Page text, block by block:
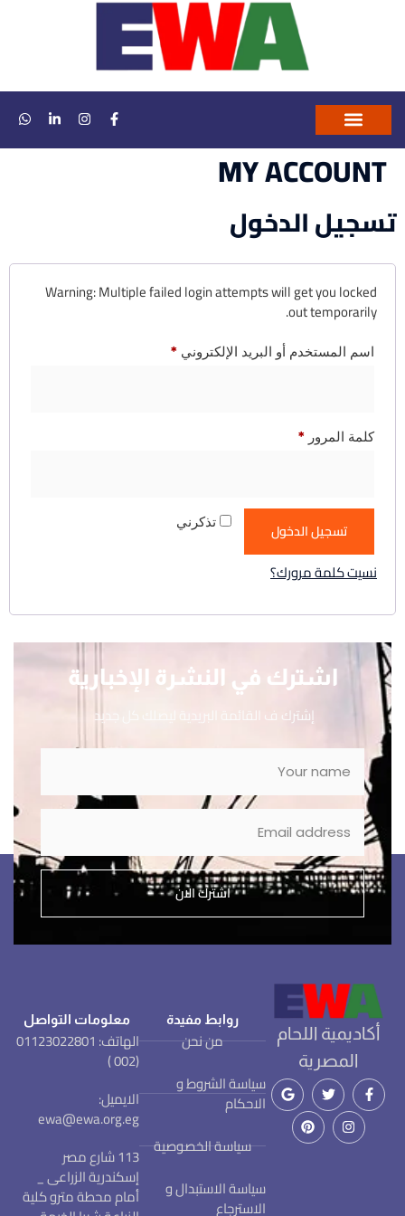
MY ACCOUNT
تسجيل الدخول
Warning: Multiple failed login attempts will get you locked
out temporarily.
اسم المستخدم أو البريد الإلكتروني *
كلمة المرور *
تذكرني تسجيل الدخول
نسيت كلمة مرورك؟
اشترك في النشرة الإخبارية
إشترك ف القائمة البريدية ليصلك كل جديد
اشترك الان
أكاديمية اللحام
المصرية
روابط مفيدة
من نحن
سياسة الشروط و
الاحكام
سياسة الخصوصية
سياسة الاستبدال و
الاسترجاع
معلومات التواصل
الهاتف: 01123022801
(002 )
الايميل:
ewa@ewa.org.eg
113 شارع مصر
إسكندرية الزراعى _
أمام محطة مترو كلية